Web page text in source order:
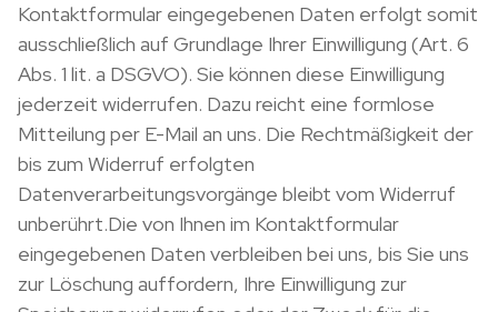
Kontaktformular eingegebenen Daten erfolgt somit
ausschließlich auf Grundlage Ihrer Einwilligung (Art. 6
Abs. 1 lit. a DSGVO). Sie können diese Einwilligung
jederzeit widerrufen. Dazu reicht eine formlose
Mitteilung per E-Mail an uns. Die Rechtmäßigkeit der
bis zum Widerruf erfolgten
Datenverarbeitungsvorgänge bleibt vom Widerruf
unberührt.Die von Ihnen im Kontaktformular
eingegebenen Daten verbleiben bei uns, bis Sie uns
zur Löschung auffordern, Ihre Einwilligung zur